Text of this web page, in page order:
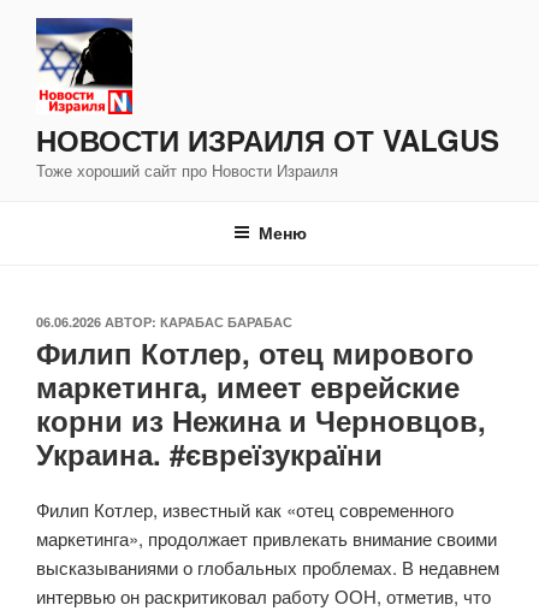
Перейти
содержимому
НОВОСТИ ИЗРАИЛЯ ОТ VALGUS
Тоже хороший сайт про Новости Израиля
Меню
ОПУБЛИКОВАНО
06.06.2026 АВТОР: КАРАБАС БАРАБАС
Филип Котлер, отец мирового
маркетинга, имеет еврейские
корни из Нежина и Черновцов,
Украина. #євреїзукраїни
Филип Котлер, известный как «отец современного
маркетинга», продолжает привлекать внимание своими
высказываниями о глобальных проблемах. В недавнем
интервью он раскритиковал работу ООН, отметив, что